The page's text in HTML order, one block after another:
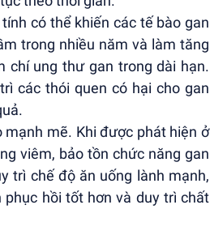
có thể khiến các tế bào gan
trong nhiều năm và làm tăng
chí ung thư gan trong dài hạn.
các thói quen có hại cho gan
mẽ. Khi được phát hiện ở
viêm, bảo tồn chức năng gan
trì chế độ ăn uống lành mạnh,
hồi tốt hơn và duy trì chất